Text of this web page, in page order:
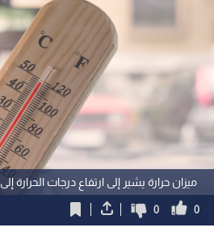
ميزان حرارة يشير إلى ارتفاع درجات الحرارة إلى 50 مئوية
0
0